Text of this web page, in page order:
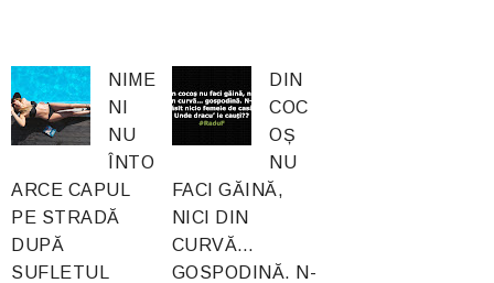
NIME
NI
NU
ÎNTO
ARCE CAPUL
PE STRADĂ
DUPĂ
SUFLETUL
DIN
COC
OȘ
NU
FACI GĂINĂ,
NICI DIN
CURVĂ…
GOSPODINĂ. N-